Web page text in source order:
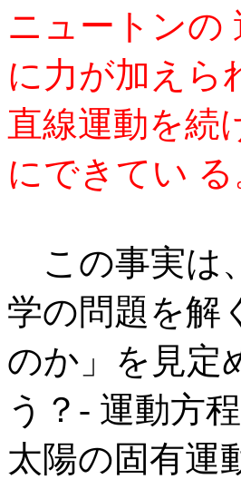
ニュートンの
に力が加えら
直線運動を続
にできてい る
この事実は
学の問題を解
のか」を見定
う？- 運動方
太陽の固有運